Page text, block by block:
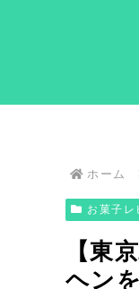
ホーム
お菓子レ
【東
ヘン